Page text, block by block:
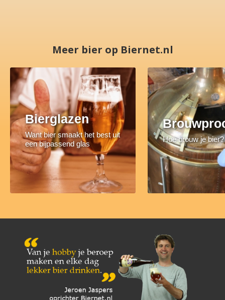
Meer bier op Biernet.nl
Bierglazen
Want bier smaakt het best uit
een bijpassend glas
Hoe brouw je bier?